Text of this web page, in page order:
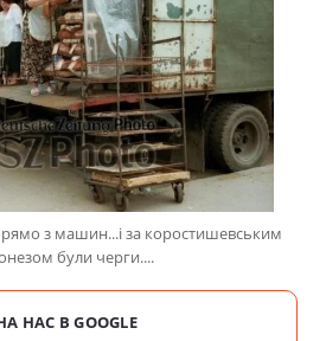
з машин...і за коростишевським
були черги....
НАС В GOOGLE